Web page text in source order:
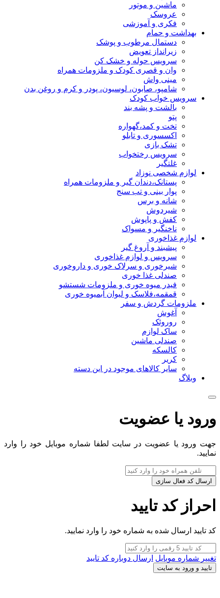
ماشین و موتور
عروسک
فکری و آموزشی
بهداشت و حمام
دستمال مرطوب و پوشک
زیرانداز تعویض
سرویس حوله و خشک کن
وان و قصری کودک و ملزومات همراه
مینی واش
شامپو، صابون، لوسیون، پودر و کرم و روغن بدن
سرویس خواب کودک
بالشت و پشه بند
پتو
تخت و کمد،گهواره
اکسسوری و تابلو
تشک بازی
سرویس رختخواب
غلتگیر
لوازم شخصی نوزاد
پستانک،دندان گیر و ملزومات همراه
پوار بینی و تب سنج
شانه و برس
شیردوش
کفش و پاپوش
ناخنگیر و مسواک
لوازم غذاخوری
پیشبند و آروغ گیر
سرویس و لوازم غذاخوری
شیرخوری و سرلاک خوری و داروخوری
صندلی غذا خوری
فیدر میوه خوری و ملزومات شستشو
قمقمه،فلاسک و لیوان آبمیوه خوری
ملزومات گردش و سفر
آغوش
روروئک
ساک لوازم
صندلی ماشین
کالسکه
کریر
سایر کالاهای موجود در این دسته
وبلاگ
ورود یا عضویت
جهت ورود یا عضویت در سایت لطفا شماره موبایل خود را وارد
نمایید.
ارسال کد فعال سازی
احراز کد تایید
کد تایید ارسال شده به شماره خود را وارد نمایید.
تغییر شماره موبایل ارسال دوباره کد تایید
تایید و ورود به سایت